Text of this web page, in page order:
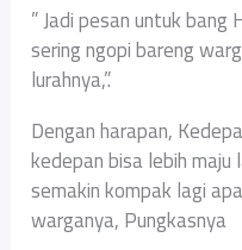
” Jadi pesan untuk bang
sering ngopi bareng
lurahnya,”.
Dengan harapan,
kedepan bisa lebih
semakin kompak lagi
warganya, Pungkasnya